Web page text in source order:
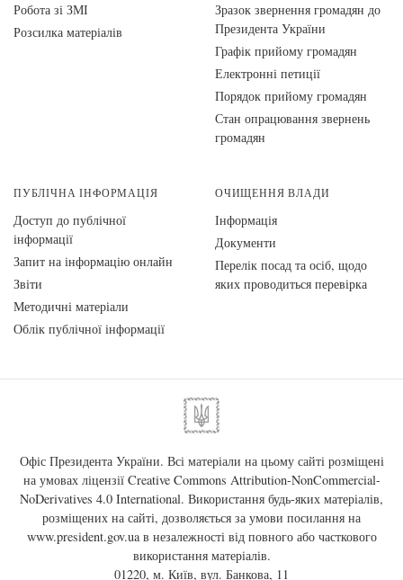
Робота зі ЗМІ
Розсилка матеріалів
Зразок звернення громадян до
Президента України
Графік прийому громадян
Електронні петиції
Порядок прийому громадян
Стан опрацювання звернень
громадян
ПУБЛІЧНА ІНФОРМАЦІЯ
Доступ до публічної
інформації
Запит на інформацію онлайн
Звіти
Методичні матеріали
Облік публічної інформації
ОЧИЩЕННЯ ВЛАДИ
Інформація
Документи
Перелік посад та осіб, щодо
яких проводиться перевірка
Офіс Президента України. Всі матеріали на цьому сайті розміщені
на умовах ліцензії Creative Commons Attribution-NonCommercial-
NoDerivatives 4.0 International. Використання будь-яких матеріалів,
розміщених на сайті, дозволяється за умови посилання на
www.president.gov.uaв незалежності від повного або часткового
використання матеріалів.
01220, м. Київ, вул. Банкова, 11